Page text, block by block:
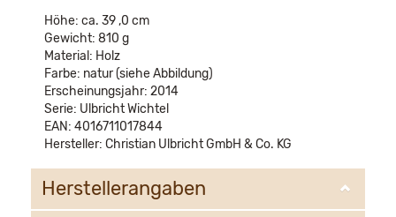
Höhe: ca. 39 ,0 cm
Gewicht: 810 g
Material: Holz
Farbe: natur (siehe Abbildung)
Erscheinungsjahr: 2014
Serie: Ulbricht Wichtel
EAN: 4016711017844
Hersteller: Christian Ulbricht GmbH & Co. KG
Herstellerangaben